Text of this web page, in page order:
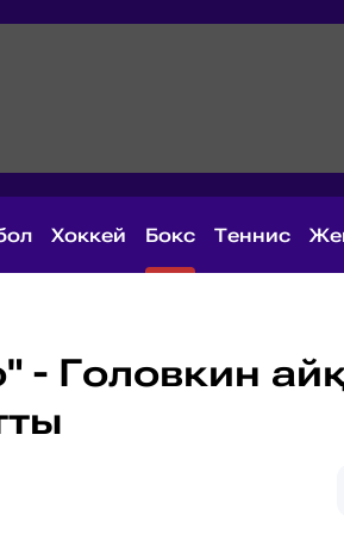
Хоккей Бокс Теннис
- Головкин